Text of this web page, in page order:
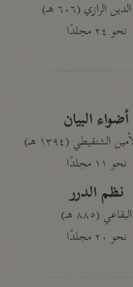
الرازي (٦٠٦ هـ)
نحو ٢٤ مجلدًا
أضواء البيان
الشنقيطي (١٣٩٤ هـ)
نحو ١١ مجلدًا
نظم الدرر
البقاعي (٨٨٥ هـ)
نحو ٢٠ مجلدًا